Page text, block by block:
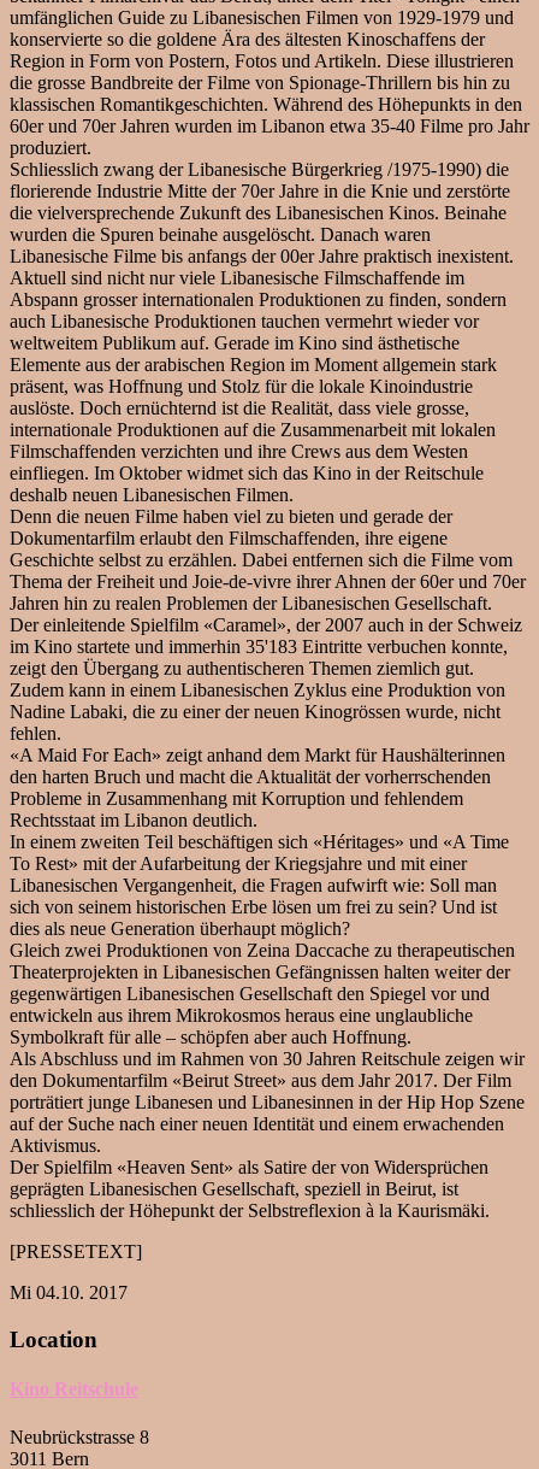
umfänglichen Guide zu Libanesischen Filmen von 1929-1979 und
konservierte so die goldene Ära des ältesten Kinoschaffens der
Region in Form von Postern, Fotos und Artikeln. Diese illustrieren
die grosse Bandbreite der Filme von Spionage-Thrillern bis hin zu
klassischen Romantikgeschichten. Während des Höhepunkts in den
60er und 70er Jahren wurden im Libanon etwa 35-40 Filme pro Jahr
produziert.
Schliesslich zwang der Libanesische Bürgerkrieg /1975-1990) die
florierende Industrie Mitte der 70er Jahre in die Knie und zerstörte
die vielversprechende Zukunft des Libanesischen Kinos. Beinahe
wurden die Spuren beinahe ausgelöscht. Danach waren
Libanesische Filme bis anfangs der 00er Jahre praktisch inexistent.
Aktuell sind nicht nur viele Libanesische Filmschaffende im
Abspann grosser internationalen Produktionen zu finden, sondern
auch Libanesische Produktionen tauchen vermehrt wieder vor
weltweitem Publikum auf. Gerade im Kino sind ästhetische
Elemente aus der arabischen Region im Moment allgemein stark
präsent, was Hoffnung und Stolz für die lokale Kinoindustrie
auslöste. Doch ernüchternd ist die Realität, dass viele grosse,
internationale Produktionen auf die Zusammenarbeit mit lokalen
Filmschaffenden verzichten und ihre Crews aus dem Westen
einfliegen. Im Oktober widmet sich das Kino in der Reitschule
deshalb neuen Libanesischen Filmen.
Denn die neuen Filme haben viel zu bieten und gerade der
Dokumentarfilm erlaubt den Filmschaffenden, ihre eigene
Geschichte selbst zu erzählen. Dabei entfernen sich die Filme vom
Thema der Freiheit und Joie-de-vivre ihrer Ahnen der 60er und 70er
Jahren hin zu realen Problemen der Libanesischen Gesellschaft.
Der einleitende Spielfilm «Caramel», der 2007 auch in der Schweiz
im Kino startete und immerhin 35'183 Eintritte verbuchen konnte,
zeigt den Übergang zu authentischeren Themen ziemlich gut.
Zudem kann in einem Libanesischen Zyklus eine Produktion von
Nadine Labaki, die zu einer der neuen Kinogrössen wurde, nicht
fehlen.
«A Maid For Each» zeigt anhand dem Markt für Haushälterinnen
den harten Bruch und macht die Aktualität der vorherrschenden
Probleme in Zusammenhang mit Korruption und fehlendem
Rechtsstaat im Libanon deutlich.
In einem zweiten Teil beschäftigen sich «Héritages» und «A Time
To Rest» mit der Aufarbeitung der Kriegsjahre und mit einer
Libanesischen Vergangenheit, die Fragen aufwirft wie: Soll man
sich von seinem historischen Erbe lösen um frei zu sein? Und ist
dies als neue Generation überhaupt möglich?
Gleich zwei Produktionen von Zeina Daccache zu therapeutischen
Theaterprojekten in Libanesischen Gefängnissen halten weiter der
gegenwärtigen Libanesischen Gesellschaft den Spiegel vor und
entwickeln aus ihrem Mikrokosmos heraus eine unglaubliche
Symbolkraft für alle – schöpfen aber auch Hoffnung.
Als Abschluss und im Rahmen von 30 Jahren Reitschule zeigen wir
den Dokumentarfilm «Beirut Street» aus dem Jahr 2017. Der Film
porträtiert junge Libanesen und Libanesinnen in der Hip Hop Szene
auf der Suche nach einer neuen Identität und einem erwachenden
Aktivismus.
Der Spielfilm «Heaven Sent» als Satire der von Widersprüchen
geprägten Libanesischen Gesellschaft, speziell in Beirut, ist
schliesslich der Höhepunkt der Selbstreflexion à la Kaurismäki.
[PRESSETEXT]
Mi 04.10. 2017
Location
Kino Reitschule
Neubrückstrasse 8
3011 Bern